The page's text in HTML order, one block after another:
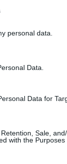
personal data.
Data.
Data for
Sale,
with the Purposes